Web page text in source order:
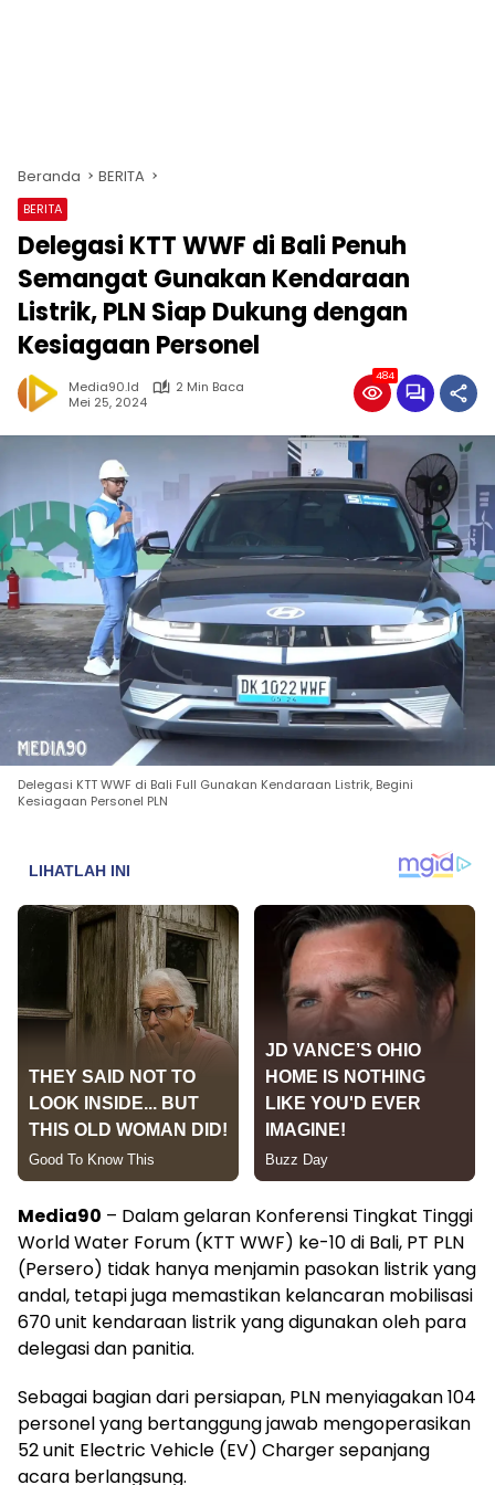
Beranda BERITA
BERITA
Delegasi KTT WWF di Bali Penuh
Semangat Gunakan Kendaraan
Listrik, PLN Siap Dukung dengan
Kesiagaan Personel
Media90.id
2 Min Baca
Mei 25, 2024
484
Delegasi KTT WWF di Bali Full Gunakan Kendaraan Listrik, Begini
Kesiagaan Personel PLN
Media90 – Dalam gelaran Konferensi Tingkat Tinggi
World Water Forum (KTT WWF) ke-10 di Bali, PT PLN
(Persero) tidak hanya menjamin pasokan listrik yang
andal, tetapi juga memastikan kelancaran mobilisasi
670 unit kendaraan listrik yang digunakan oleh para
delegasi dan panitia.
Sebagai bagian dari persiapan, PLN menyiagakan 104
personel yang bertanggung jawab mengoperasikan
52 unit Electric Vehicle (EV) Charger sepanjang
acara berlangsung.